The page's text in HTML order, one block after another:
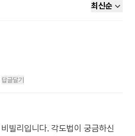
최신순
답글달기
빌리입니다. 각도법이 궁금하신